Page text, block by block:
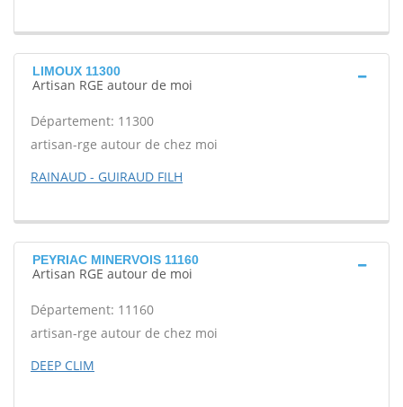
LIMOUX 11300
Artisan RGE autour de moi
Département: 11300
artisan-rge autour de chez moi
RAINAUD - GUIRAUD FILH
PEYRIAC MINERVOIS 11160
Artisan RGE autour de moi
Département: 11160
artisan-rge autour de chez moi
DEEP CLIM